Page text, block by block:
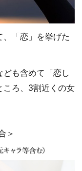
「恋」を挙げた
ども含めて「恋し
ころ、3割近くの女
＞